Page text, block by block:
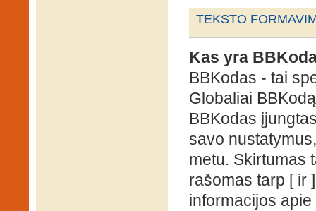
TEKSTO
Kas yra
BBKodas - tai
Globaliai
BBKodas
savo
metu. Skirtumas
rašomas tarp [ ir
informacijos